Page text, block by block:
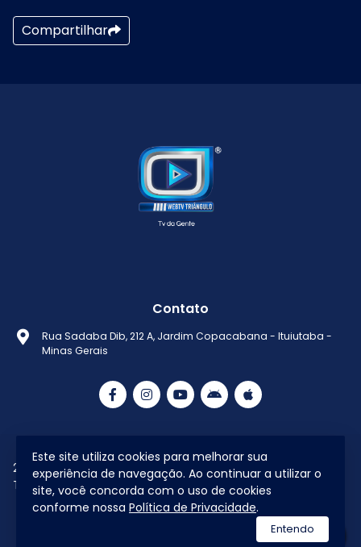
Compartilhar
Este site utiliza cookies para melhorar sua
experiência de navegação. Ao continuar a utilizar o
site, você concorda com o uso de cookies
conforme nossa Política de Privacidade.
Entendo
Contato
Rua Sadaba Dib, 212 A, Jardim Copacabana - Ituiutaba -
Minas Gerais
2021 © Todos os direitos reservados Web
Tv Triângulo
Política de
Privacidade